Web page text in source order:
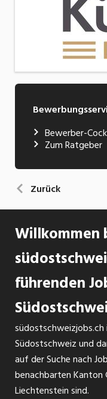
Bewerber-
Zum Ratgeber
Zurück
Willkommen
führenden
Südostschweiz und
auf der Suche nach
benachbarten Kanton
Liechtenstein sind.